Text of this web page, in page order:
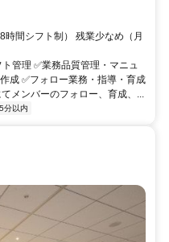
場から徒歩2分
間シフト制） 残業少なめ（月
管理 ✅業務品質管理・マニュ
成 ✅フォロー業務・指導・育成
メンバーのフォロー、育成、...
分以内